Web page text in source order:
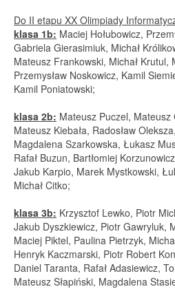
Do II etapu XX Olimpiady
klasa 1b: Maciej Hołubowicz,
Gabriela Gierasimiuk, Michał
Mateusz Frankowski, Michał Krutul,
Przemysław Noskowicz, Kamil
Kamil Poniatowski;
klasa 2b: Mateusz Puczel, Mateusz
Mateusz Kiebała, Radosław
Magdalena Szarkowska, Łukasz
Rafał Buzun, Bartłomiej
Jakub Karpio, Marek Mystkowski,
Michał Citko;
klasa 3b: Krzysztof Lewko, Piotr
Jakub Dyszkiewicz, Piotr Gawryluk,
Maciej Piktel, Paulina Pietrzyk,
Henryk Kaczmarski, Piotr Robert
Daniel Taranta, Rafał Adasiewicz,
Mateusz Słapiński, Magdalena